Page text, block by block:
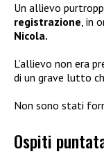
Un allievo
registrazione, in
Nicola.
L’allievo non era
di un grave lutto
Non sono stati
Ospiti